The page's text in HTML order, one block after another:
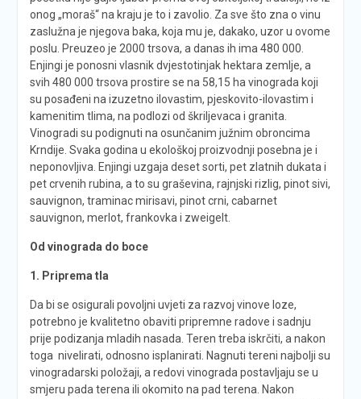
onog „moraš“ na kraju je to i zavolio. Za sve što zna o vinu
zaslužna je njegova baka, koja mu je, dakako, uzor u ovome
poslu. Preuzeo je 2000 trsova, a danas ih ima 480 000.
Enjingi je ponosni vlasnik dvjestotinjak hektara zemlje, a
svih 480 000 trsova prostire se na 58,15 ha vinograda koji
su posađeni na izuzetno ilovastim, pjeskovito-ilovastim i
kamenitim tlima, na podlozi od škriljevaca i granita.
Vinogradi su podignuti na osunčanim južnim obroncima
Krndije. Svaka godina u ekološkoj proizvodnji posebna je i
neponovljiva. Enjingi uzgaja deset sorti, pet zlatnih dukata i
pet crvenih rubina, a to su graševina, rajnjski rizlig, pinot sivi,
sauvignon, traminac mirisavi, pinot crni, cabarnet
sauvignon, merlot, frankovka i zweigelt.
Od vinograda do boce
1. Priprema tla
Da bi se osigurali povoljni uvjeti za razvoj vinove loze,
potrebno je kvalitetno obaviti pripremne radove i sadnju
prije podizanja mladih nasada. Teren treba iskrčiti, a nakon
toga nivelirati, odnosno isplanirati. Nagnuti tereni najbolji su
vinogradarski položaji, a redovi vinograda postavljaju se u
smjeru pada terena ili okomito na pad terena. Nakon